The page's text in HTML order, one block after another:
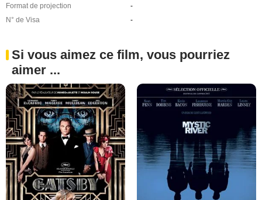
Format de projection
-
N° de Visa
-
Si vous aimez ce film, vous pourriez
aimer ...